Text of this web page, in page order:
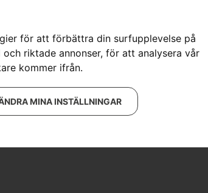
för att förbättra din surfupplevelse på
riktade annonser, för att analysera vår
kommer ifrån.
MINA INSTÄLLNINGAR